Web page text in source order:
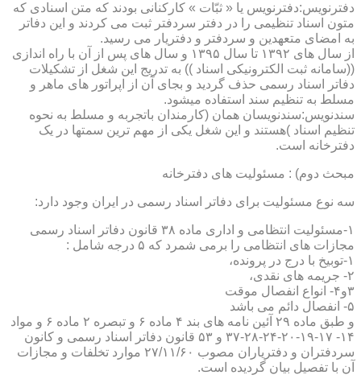
دفترنویس:دفترنویس یا « ثبّات » کارکنانی بودند که متن اسنادی که
متون اسناد تنظیمی را در دفتر سردفتر ثبت می کردند و این دفاتر
به امضای متعهدین و سردفتر و دفتریار می رسید.
از سال های ۱۳۹۲ تا سال ۱۳۹۵ و سال های پس از آن با راه اندازی
((سامانه ثبت الکترونیکی اسناد )) به تدریج این شغل از تشکیلات
دفاتر اسناد رسمی حذف گردید و بجای آن از اپراتور های ماهر و
مسلط به تنظیم سند استفاده میشود.
سندنویس:سندنویسان همان (کارمندان باتجربه و مسلط به نحوه
تنظیم اسناد )هستند و این شغل یکی از مهم ترین سمتها در یک
دفترخانه است.
مبحث دوم) : مسئولیت های دفترخانه
سه نوع مسئولیت برای دفاتر اسناد رسمی در ایران وجود دارد:
۱-مسئولیت انتظامی و اداری ماده ۳۸ قانون دفاتر اسناد رسمی
مجازات های انتظامی را برمی شمرد که ۵ درجه شامل :
۱-توبیخ با درج در پرونده،
۲- جریمه های نقدی،
۳و۴- انواع انفصال موقت
۵- انفصال دائم می باشد
و طبق ماده ۲۹ آئین نامه های بند ۴ ماده ۶ و تبصره ۲ ماده ۶ و مواد
۱۴- ۱۷-۱۹-۲۰-۲۴-۲۸-۳۷ و ۵۳ قانون دفاتر اسناد رسمی و کانون
سردفتران و دفتریاران مصوب ۲۷/۱۱/۶۰ موارد تخلفات و مجازات
آن با تفصیل بیان گردیده است.